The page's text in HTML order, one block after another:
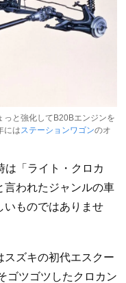
っと強化してB20Bエンジンを
にはステーションワゴンのオ
は「ライト・クロカ
言われたジャンルの車
いものではありませ
スズキの初代エスクー
ゴツゴツしたクロカン